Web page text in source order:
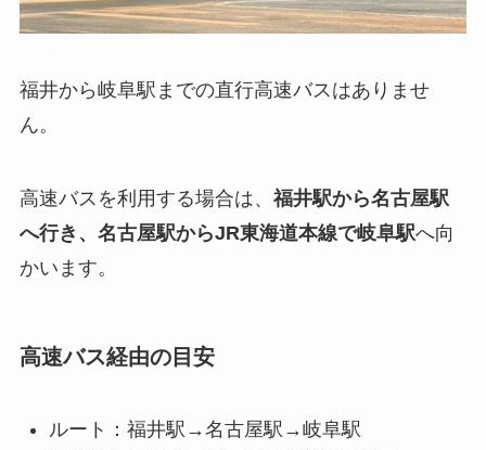
福井から岐阜駅までの直行高速バスはありませ
ん。
高速バスを利用する場合は、 福井駅から名古屋駅
へ行き、名古屋駅からJR東海道本線で岐阜駅へ向
かいます。
高速バス経由の目安
ルート：福井駅→名古屋駅→岐阜駅